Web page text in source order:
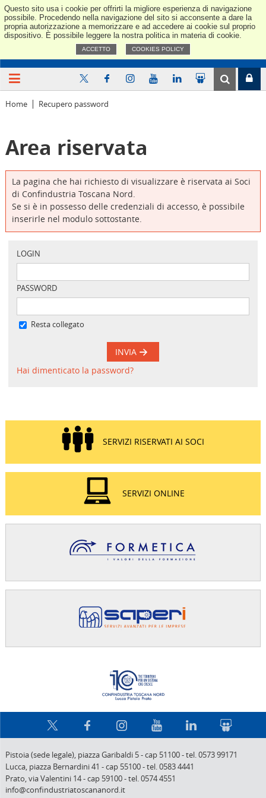
Questo sito usa i cookie per offrirti la migliore esperienza di navigazione
possibile. Procedendo nella navigazione del sito si acconsente a dare la
propria autorizzazione a memorizzare e ad accedere ai cookie sul proprio
dispositivo. È possibile leggere la nostra politica in materia di cookie.
ACCETTO COOKIES POLICY
Home Recupero password
Area riservata
La pagina che hai richiesto di visualizzare è riservata ai Soci
di Confindustria Toscana Nord.
Se si è in possesso delle credenziali di accesso, è possibile
inserirle nel modulo sottostante.
LOGIN
PASSWORD
Resta collegato
INVIA
Hai dimenticato la password?
SERVIZI RISERVATI AI SOCI
SERVIZI ONLINE
Pistoia (sede legale), piazza Garibaldi 5-cap 51100-tel. 0573 99171
Lucca, piazza Bernardini 41 -cap 55100-tel. 0583 4441
Prato,via Valentini 14-cap 59100-tel. 0574 4551
info@confindustriatoscananord.it